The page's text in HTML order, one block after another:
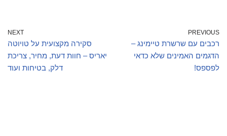
PREVIOUS
רכבים עם שרשרת טיימינג –
הדגמים האמינים שלא כדאי
לפספס!
NEXT
סקירה מקצועית על טויוטה
יאריס – חוות דעת, מחיר, צריכת
דלק, בטיחות ועוד